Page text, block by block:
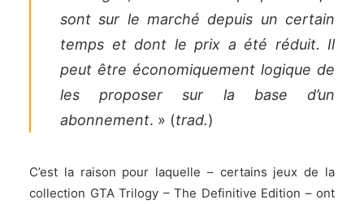
sont sur le marché depuis un certain
temps et dont le prix a été réduit. Il
peut être économiquement logique de
les proposer sur la base d’un
abonnement. » (trad.)
C’est la raison pour laquelle – certains jeux de la
collection GTA Trilogy – The Definitive Edition – ont